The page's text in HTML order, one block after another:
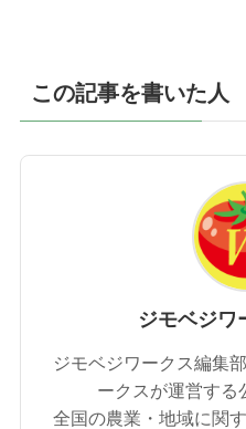
この記事を書いた人
ジモベジワ
ジモベジワークス編集
ークスが運営する
全国の農業・地域に関